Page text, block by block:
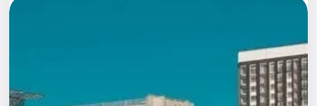
Экскурсии